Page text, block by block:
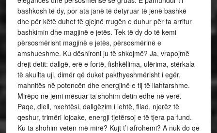
bashkosh të dy, por ata janë të detyruar të jenë bashkë
dhe për këtë duhet të gjejnë rrugën e duhur për ta arritur
bashkimin dhe magjinë e jetës. Tek të dy do të kemi
përsosmërisht magjinë e jetës, përsosmërinë e
amshueshme. Ku dëshironi ju të shkojmë? Ja, vrapojmë
drejt detit: dallgë, erë e fortë, fishkëllima, ulërima, stërkala
të akullta uji, dimër që duket pakthyeshmërisht i egër,
mahnitës në potencën dhe energjinë e tij të llahtarshme.
Mirëpo ne jemi mësuar ta shohim detin edhe në verë.
Paqe, diell, nxehtësi, dallgëzim i lehtë, fllad, njerëz të
qeshur, trimëri lojcake, energji tjetërsoj e të tjera pa fund.
Ku ta shohim veten më mirë? Kujt t’i afrohemi? A nuk do qe